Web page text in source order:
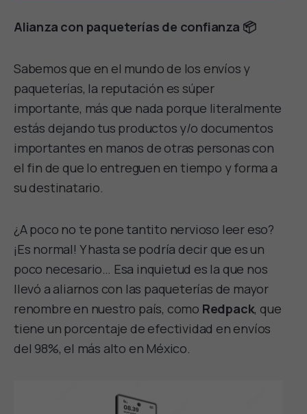
Alianza con paqueterías de confianza 📦
Sabemos que en el mundo de los envíos y
paqueterías, la reputación es súper
importante, más que nada porque literalmente
estás dejando tus productos y/o documentos
importantes en manos de otras personas con
el fin de que lo entreguen en tiempo y forma a
su destinatario.
¿A poco no te pone tantito nervioso leer eso?
¡Es normal! Y hasta se podría decir que es un
poco necesario… Esa inquietud es la que nos
llevó a aliarnos con las paqueterías de mayor
renombre en nuestro país, como Redpack, que
tiene un porcentaje de efectividad en envíos
del 98%, el más alto en México.